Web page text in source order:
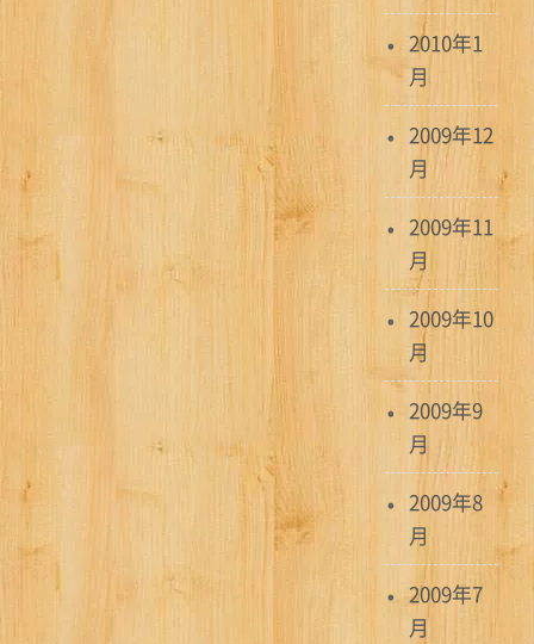
2010年1
月
2009年12
月
2009年11
月
2009年10
月
2009年9
月
2009年8
月
2009年7
月